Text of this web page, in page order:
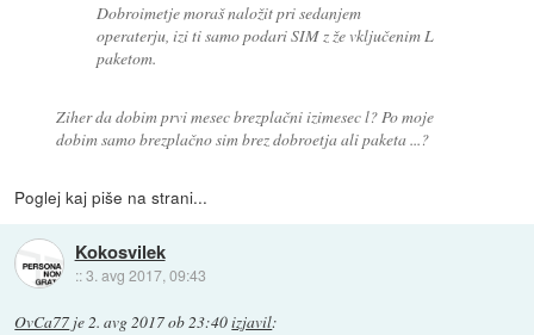
Dobroimetje moraš naložit pri sedanjem
operaterju, izi ti samo podari SIM z že vključenim L
paketom.
Ziher da dobim prvi mesec brezplačni izimesec l? Po moje
dobim samo brezplačno sim brez dobroetja ali paketa ...?
Poglej kaj piše na strani...
Kokosvilek
::3. avg 2017, 09:43
OvCa77 je2. avg 2017 ob 23:40izjavil: